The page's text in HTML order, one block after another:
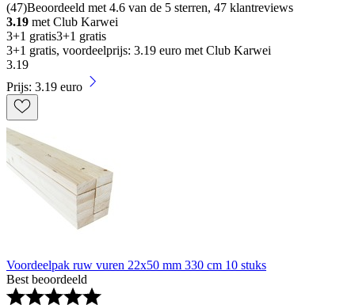
(47)Beoordeeld met 4.6 van de 5 sterren, 47 klantreviews
3.19 met Club Karwei
3+1 gratis3+1 gratis
3+1 gratis, voordeelprijs: 3.19 euro met Club Karwei
3.19
Prijs: 3.19 euro
Voordeelpak ruw vuren 22x50 mm 330 cm 10 stuks
Best beoordeeld